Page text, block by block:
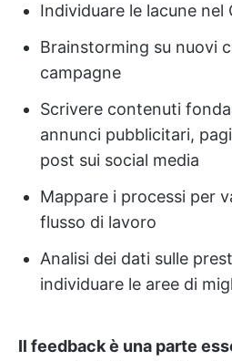
Individuare le lacune nel
Brainstorming su nuovi
campagne
Scrivere contenuti
annunci pubblicitari,
post sui social media
Mappare i processi per
flusso di lavoro
Analisi dei dati sulle
individuare le aree di
Il feedback è una parte